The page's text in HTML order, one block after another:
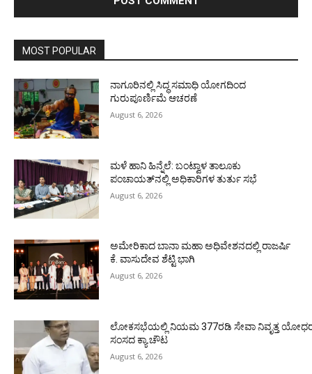
MOST POPULAR
ನಾಗೂರಿನಲ್ಲಿ ಸಿದ್ಧ ಸಮಾಧಿ ಯೋಗದಿಂದ
ಗುರುಪೂರ್ಣಿಮೆ ಆಚರಣೆ
August 6, 2026
ಮಳೆ ಹಾನಿ ಹಿನ್ನೆಲೆ: ಬಂಟ್ವಾಳ ತಾಲೂಕು
ಪಂಚಾಯತ್‌ನಲ್ಲಿ ಅಧಿಕಾರಿಗಳ ತುರ್ತು ಸಭೆ
August 6, 2026
ಅಮೇರಿಕಾದ ಬಾನಾ ಮಹಾ ಅಧಿವೇಶನದಲ್ಲಿ ರಾಜರ್ಷಿ
ಕೆ. ವಾಸುದೇವ ಶೆಟ್ಟಿ ಭಾಗಿ
August 6, 2026
ಲೋಕಸಭೆಯಲ್ಲಿ ನಿಯಮ 377ರಡಿ ಸೇವಾ ನಿವೃತ್ತ
ಸಂಸದ ಕ್ಯಾ.ಚೌಟ
August 6, 2026